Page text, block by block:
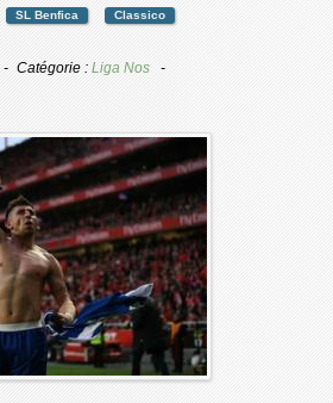
SL Benfica Classico
Catégorie :Liga Nos